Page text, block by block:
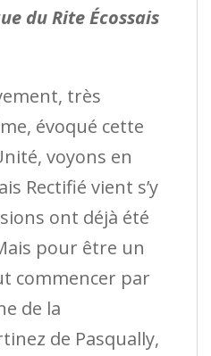
du Rite Écossais
très
évoqué cette
voyons en
Rectifié vient s’y
ont déjà été
pour être un
commencer par
de la
de Pasqually,